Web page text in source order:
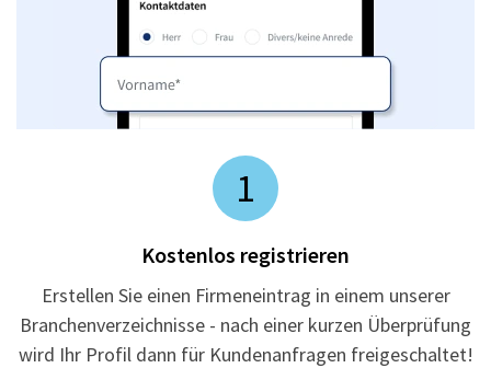
1
Kostenlos registrieren
Erstellen Sie einen Firmeneintrag in einem unserer
Branchenverzeichnisse - nach einer kurzen Überprüfung
wird Ihr Profil dann für Kundenanfragen freigeschaltet!